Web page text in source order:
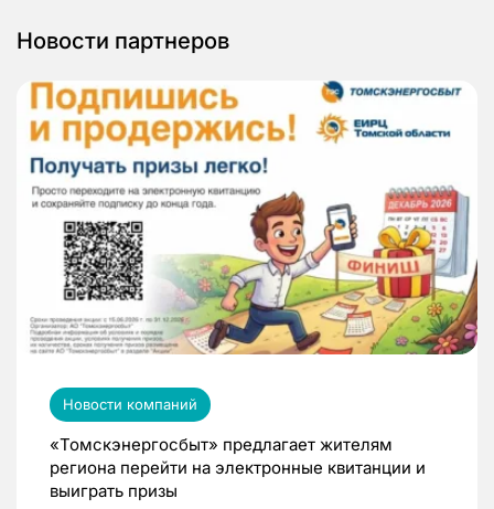
Новости партнеров
Новости компаний
«Томскэнергосбыт» предлагает жителям
региона перейти на электронные квитанции и
выиграть призы